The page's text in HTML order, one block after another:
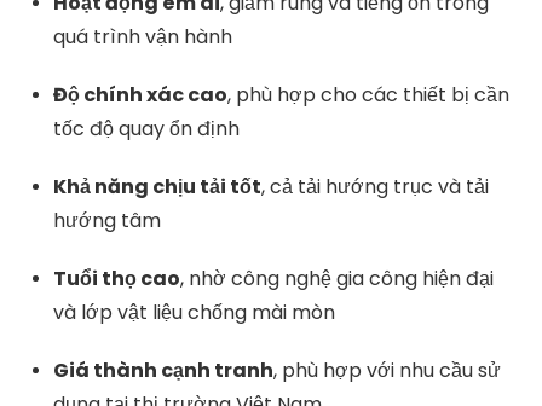
quá trình vận hành
Độ chính xác cao, phù hợp cho các thiết bị cần
tốc độ quay ổn định
Khả năng chịu tải tốt, cả tải hướng trục và tải
hướng tâm
Tuổi thọ cao, nhờ công nghệ gia công hiện đại
và lớp vật liệu chống mài mòn
Giá thành cạnh tranh, phù hợp với nhu cầu sử